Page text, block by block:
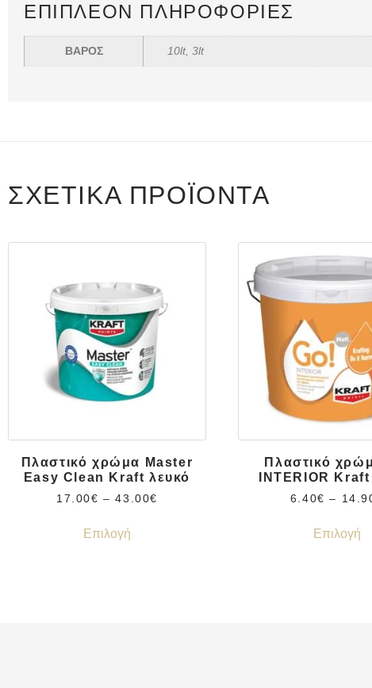
ΕΠΙΠΛΈΟΝ ΠΛΗΡΟΦΟΡΊΕΣ
ΒΑΡΟΣ 10lt, 3lt
ΣΧΕΤΙΚΆ ΠΡΟΪΌΝΤΑ
Πλαστικό χρώμα Master
Easy Clean Kraft λευκό
17.00€ – 43.00€
Επιλογή
Πλαστικό
INTERIOR
6.40€ –
Επιλογή